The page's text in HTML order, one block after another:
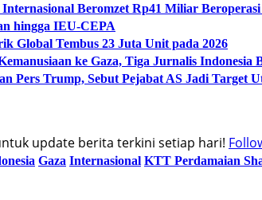
Beromzet Rp41 Miliar Beroperasi
hingga IEU-CEPA
Global Tembus 23 Juta Unit pada 2026
ke Gaza, Tiga Jurnalis Indonesia
Pers Trump, Sebut Pejabat AS Jadi Target
update berita terkini setiap hari!
Gaza Internasional KTT Perdamaian